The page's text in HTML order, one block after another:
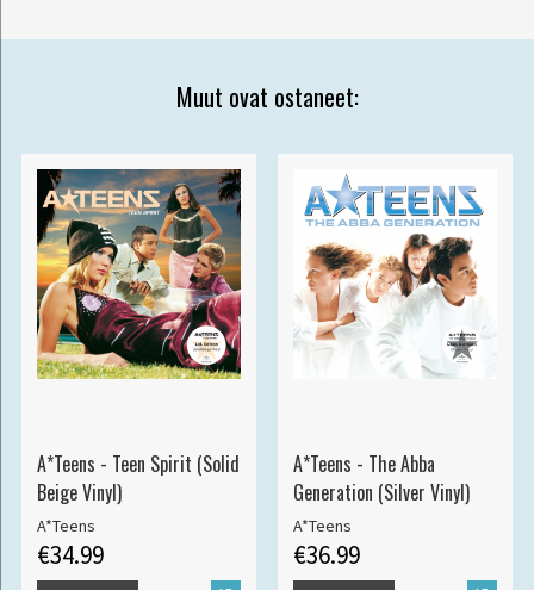
Muut ovat ostaneet:
A*Teens - Teen Spirit (Solid
Beige Vinyl)
A*Teens
€34.99
A*Teens - The Abba
Generation (Silver Vinyl)
A*Teens
€36.99